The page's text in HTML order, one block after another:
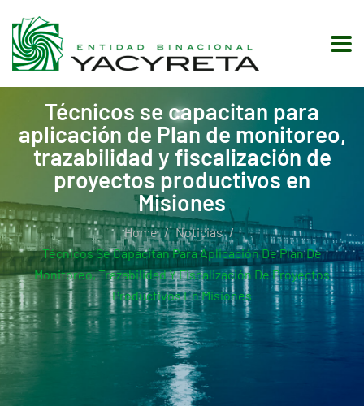
Técnicos se capacitan para
aplicación de Plan de monitoreo,
trazabilidad y fiscalización de
proyectos productivos en
Misiones
Home
Noticias
Técnicos Se Capacitan Para Aplicación De Plan De
Monitoreo, Trazabilidad Y Fiscalización De Proyectos
Productivos En Misiones